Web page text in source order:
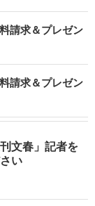
請求＆プレゼン
請求＆プレゼン
文春」記者を
い